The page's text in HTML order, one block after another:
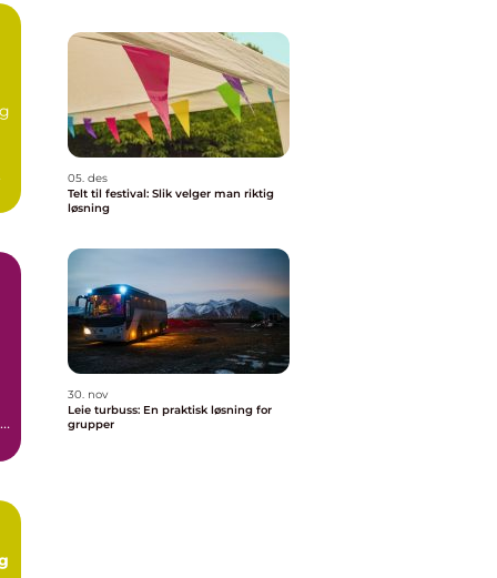
05. des
Telt til festival: Slik velger man riktig
løsning
30. nov
Leie turbuss: En praktisk løsning for
grupper